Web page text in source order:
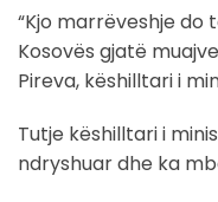
“Kjo marrëveshje
Kosovës gjatë
Pireva, këshilltari i
Tutje këshilltari i
ndryshuar dhe ka